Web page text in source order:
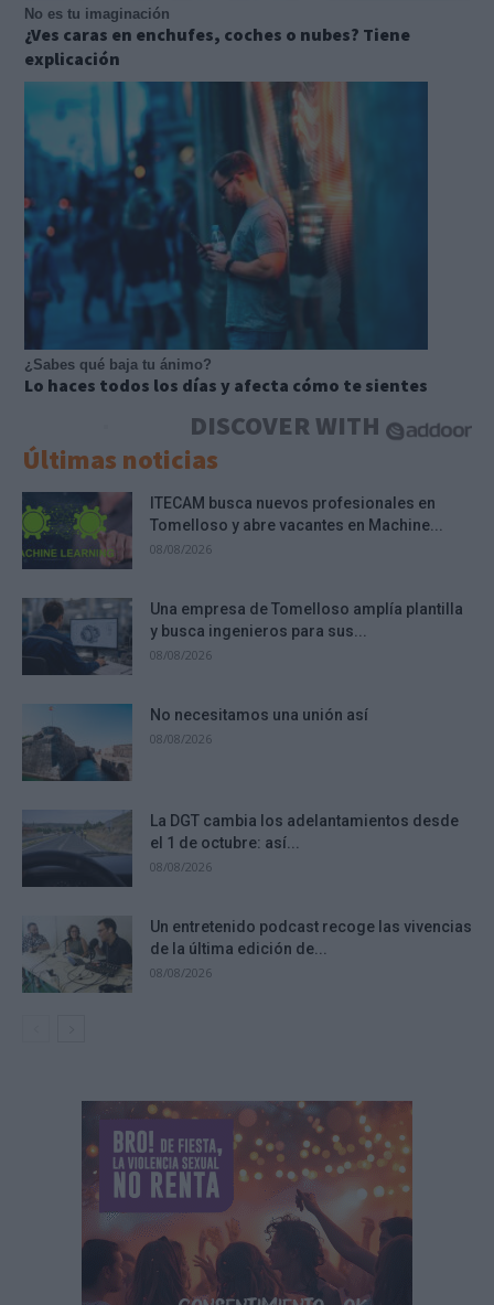
No es tu imaginación
¿Ves caras en enchufes, coches o nubes? Tiene
explicación
¿Sabes qué baja tu ánimo?
Lo haces todos los días y afecta cómo te sientes
DISCOVER WITH
Últimas noticias
ITECAM busca nuevos profesionales en
Tomelloso y abre vacantes en Machine...
08/08/2026
Una empresa de Tomelloso amplía plantilla
y busca ingenieros para sus...
08/08/2026
No necesitamos una unión así
08/08/2026
La DGT cambia los adelantamientos desde
el 1 de octubre: así...
08/08/2026
Un entretenido podcast recoge las vivencias
de la última edición de...
08/08/2026